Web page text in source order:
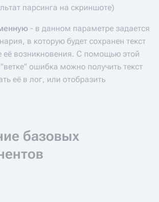
парсинга на скриншоте)
- в данном параметре задается
в которую будет сохранен текст
её возникновения. С помощью этой
ошибка можно получить текст
её в лог, или отобразить
базовых